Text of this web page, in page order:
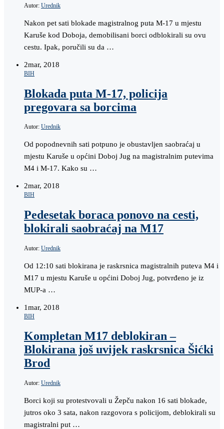
Autor: Urednik
Nakon pet sati blokade magistralnog puta M-17 u mjestu
Karuše kod Doboja, demobilisani borci odblokirali su ovu
cestu. Ipak, poručili su da …
2mar, 2018
BIH
Blokada puta M-17, policija
pregovara sa borcima
Autor: Urednik
Od popodnevnih sati potpuno je obustavljen saobraćaj u
mjestu Karuše u općini Doboj Jug na magistralnim putevima
M4 i M-17. Kako su …
2mar, 2018
BIH
Pedesetak boraca ponovo na cesti,
blokirali saobraćaj na M17
Autor: Urednik
Od 12:10 sati blokirana je raskrsnica magistralnih puteva M4 i
M17 u mjestu Karuše u općini Doboj Jug, potvrđeno je iz
MUP-a …
1mar, 2018
BIH
Kompletan M17 deblokiran –
Blokirana još uvijek raskrsnica Šićki
Brod
Autor: Urednik
Borci koji su protestvovali u Žepču nakon 16 sati blokade,
jutros oko 3 sata, nakon razgovora s policijom, deblokirali su
magistralni put …